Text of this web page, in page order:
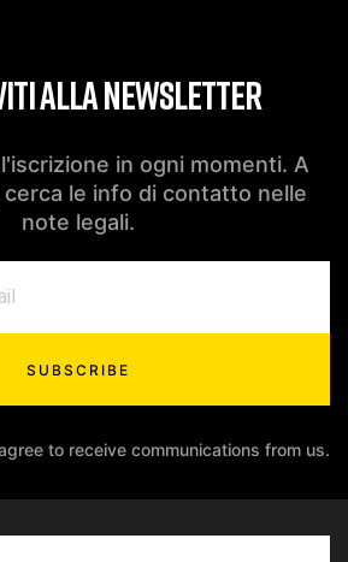
ALLA NEWSLETTER
in ogni momenti. A
le info di contatto nelle
note legali.
SUBSCRIBE
to receive communications from us.